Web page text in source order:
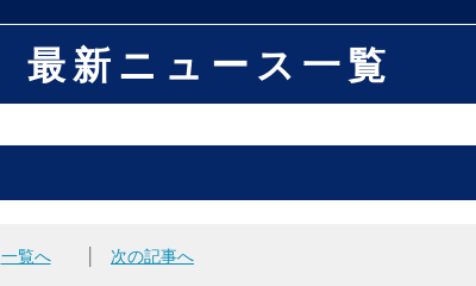
最新ニュース一覧
一覧へ 次の記事へ